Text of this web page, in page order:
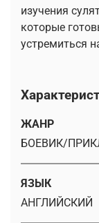
изучения
которые
устремиться
ЖАНР
БОЕВИК/
ЯЗЫК
АНГЛИЙСКИЙ